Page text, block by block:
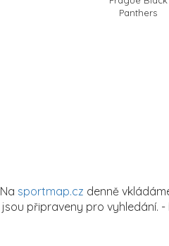
Panthers
Na sportmap.cz denně
jsou připraveny pro vyhledání. -